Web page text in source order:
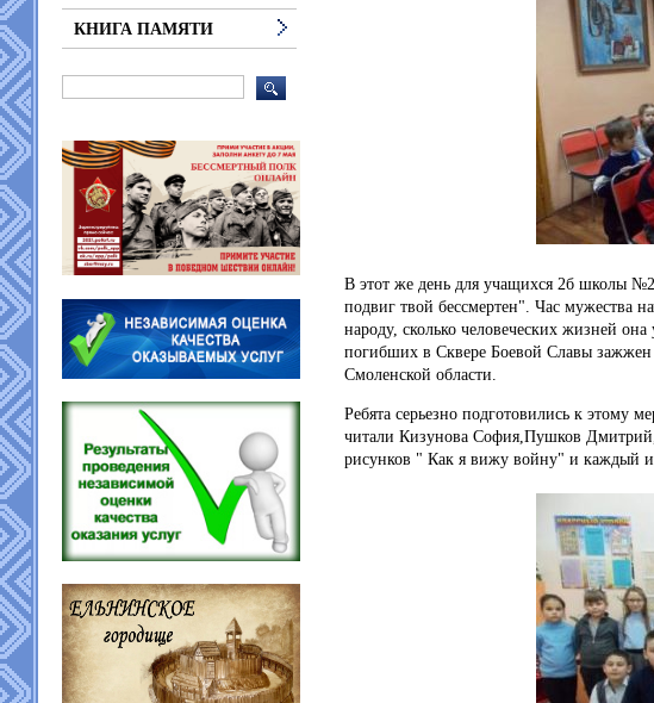
В этот же день для учащихся 2б школы
подвиг твой бессмертен". Час мужества
народу, сколько человеческих жизней
погибших в Сквере Боевой Славы зажжен
Смоленской области.
Ребята серьезно подготовились к этому
читали Кизунова София,Пушков
рисунков " Как я вижу войну" и каждый
КНИГА ПАМЯТИ